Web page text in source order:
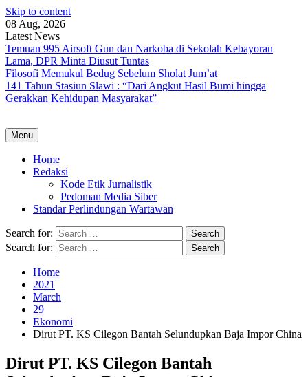
Skip to content
08 Aug, 2026
Latest News
Temuan 995 Airsoft Gun dan Narkoba di Sekolah Kebayoran
Lama, DPR Minta Diusut Tuntas
Filosofi Memukul Bedug Sebelum Sholat Jum’at
141 Tahun Stasiun Slawi : “Dari Angkut Hasil Bumi hingga
Gerakkan Kehidupan Masyarakat”
Menu
Home
Redaksi
Kode Etik Jurnalistik
Pedoman Media Siber
Standar Perlindungan Wartawan
Search for:
Search for:
Home
2021
March
29
Ekonomi
Dirut PT. KS Cilegon Bantah Selundupkan Baja Impor China
Dirut PT. KS Cilegon Bantah